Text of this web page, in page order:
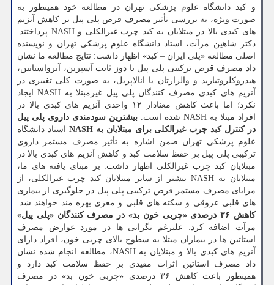
و کبد دانشگاه علوم پزشکی تهران در مطالعه خود همینطور به
صورت ویژه، به بررسی تأثیر مصرف قرص پلی پیل بر کاهش آنزیم
های کبدی بالا در مبتلایان به کبد چرب غیرالکلی و NASH پرداختند.
دکتر شاهین مرآت، استاد دانشگاه علوم پزشکی تهران و نویسنده
اصلی مطالعه «پلی ایران – کبد» اظهار داشت: نتایج مطالعه ما نشان
داد مصرف قرص ترکیبی پلی پیل با دوز ثابت آسپرین، آترواستاتین،
هیدروکلروتیازید و والزارتان یا انالاپریل، به صورت کلی تغییری در
آنزیم های کبدی مصرف کنندگان پلی پیل غیرمبتلا به NASH ایجاد
نکرد؛ اما باعث کاهش معنادار ۱۲ واحدی آنزیم های کبدی بالا در
افراد مبتلا به NASH شده است.
بیشترین سودمندی داروی پلی پیل
در کنترل کبد چرب غیرالکلی برای مبتلایان به NASH
استاد دانشگاه
علوم پزشکی تهران ضمن اشاره به تأثیر مصرف مستمر داروی
ترکیبی پلی پیل بر حفظ سلامت کبد و کاهش آنزیم های کبدی بالا در
مبتلایان کبد چرب غیرالکلی اظهار داشت: بر مبنای یافته های ما،
مبتلایان به NASH بیشتر از سایر مبتلایان کبد چرب غیرالکلی، از
مزایای مصرف مستمر قرص ترکیبی پلی پیل در جلوگیری از بیماری
های قلبی عروقی و سکته های قلبی و مغزی بهره مند خواهند شد.
کاهش ۳۶ درصدی «چربی خون بد» در مصرف کنندگان «پلی پیل»
مرآت اضافه کرد: علیرغم نگرانی ها در مورد عوارض مصرف
استاتین ها در بیماران مبتلا به سطوح بالای چربی خون، افراد دارای
آنزیم های کبدی بالا و مبتلایان به NASH، مطالعه انجام شده نشان
داد مصرف استاتین اثرات مفیدی بر حفظ سلامت کبد دارد و
همینطور باعث کاهش ۳۶ درصدی «چربی خون بد» در مصرف